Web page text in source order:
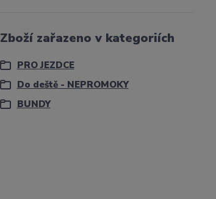
Zboží zařazeno v kategoriích
PRO JEZDCE
Do deště - NEPROMOKY
BUNDY